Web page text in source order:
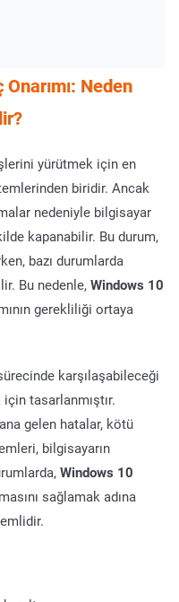
Neden
yürütmek için en
biridir. Ancak
nedeniyle bilgisayar
kapanabilir. Bu durum,
bazı durumlarda
Bu nedenle, Windows 10
gerekliliği ortaya
karşılaşabileceği
tasarlanmıştır.
gelen hatalar, kötü
bilgisayarın
Windows 10
sağlamak adına